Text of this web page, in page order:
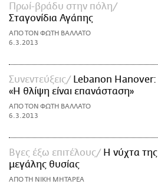
Πρωί-βράδυ στην πόλη
Σταγονίδια Αγάπης
ΑΠΟ ΤΟΝ ΦΩΤΗ ΒΑΛΛΑΤΟ
6.3.2013
Συνεντεύξεις
Lebanon Hanover:
«Η θλίψη είναι επανάσταση»
ΑΠΟ ΤΟΝ ΦΩΤΗ ΒΑΛΛΑΤΟ
6.3.2013
Βγες έξω επιτέλους
Η νύχτα της
μεγάλης θυσίας
ΑΠΟ ΤΗ ΝΙΚΗ ΜΗΤΑΡΕΑ